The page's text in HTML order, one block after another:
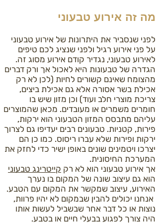
מה זה אירוע טבעוני
לפני שנסביר את היתרונות של אירוע טבעוני
על פני אירוע רגיל ולפני שנציג לכם טיפים
לאירוע טבעוני, נגדיר קודם אירוע מסוג זה.
הגדרה של טבעונות היא לאכול אך ורק דברים
מהצומח שאינם קשורים לחיות (לכן לא רק
אכילת בשר אסורה אלא גם אכילת ביצים,
צריכת מוצרי חלב ועוד) וכן מזון שיש בו
חומרים משמרים או מעובדים. מכאן שהמוצרים
עליהם מתבסס המזון הטבעוני הוא ירקות,
פירות, קטניות. טבעונים רבים יעדיפו גם לצרוך
ירקות ופירות שלא עברו ריסוס. כמו כן הם
יצרכו ויטמינים שונים באופן ישיר כדי לחזק את
המערכת החיסונית.
אך אירוע טבעוני הוא לא רק קייטרינג טבעוני
הוא גם עיצוב שונה של המקום בו נערך
האירוע, עיצוב שמקשר את המקום עם הטבע.
אנחנו יכולים להבין שבמקום לא יהיו פרוות,
נוצות או כל דבר אחר שבשביל לעשות אותו
היה צורך לפגוע בבעלי חיים או בטבע.